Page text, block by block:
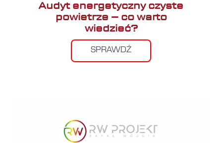
Audyt energetyczny czyste
powietrze – co warto
wiedzieć?
SPRAWDŹ